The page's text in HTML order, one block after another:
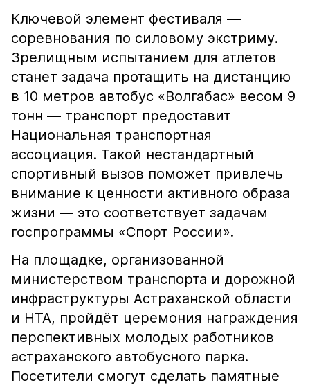
Ключевой элемент фестиваля —
соревнования по силовому экстриму.
Зрелищным испытанием для атлетов
станет задача протащить на дистанцию
в 10 метров автобус «Волгабас» весом 9
тонн — транспорт предоставит
Национальная транспортная
ассоциация. Такой нестандартный
спортивный вызов поможет привлечь
внимание к ценности активного образа
жизни — это соответствует задачам
госпрограммы «Спорт России».
На площадке, организованной
министерством транспорта и дорожной
инфраструктуры Астраханской области
и НТА, пройдёт церемония награждения
перспективных молодых работников
астраханского автобусного парка.
Посетители смогут сделать памятные